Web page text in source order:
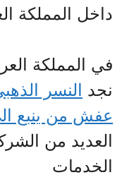
داخل المملكة
في المملكة
نجد النسر
عفش من ينبع
العديد من
الخدمات